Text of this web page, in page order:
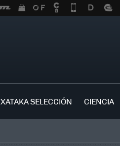
XATAKA SELECCIÓN CIENCIA